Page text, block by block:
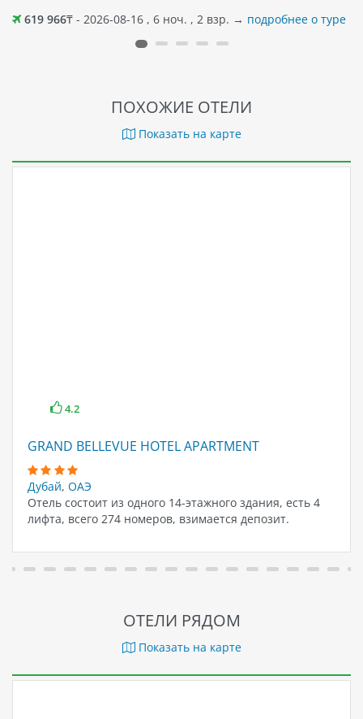
619 966₸ - 2026-08-16 , 6 ноч. , 2 взр. → подробнее о туре
ПОХОЖИЕ ОТЕЛИ
Показать на карте
4.2
GRAND BELLEVUE HOTEL APARTMENT
Дубай, ОАЭ
Отель состоит из одного 14-этажного здания, есть 4
лифта, всего 274 номеров, взимается депозит.
ОТЕЛИ РЯДОМ
Показать на карте